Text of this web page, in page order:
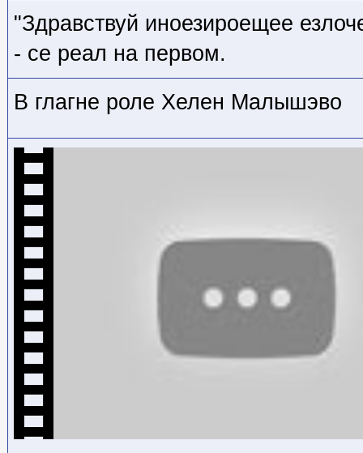
"Здравствуй иноезироещее
- се реал на первом.
В глагне роле Хелен Малышэво